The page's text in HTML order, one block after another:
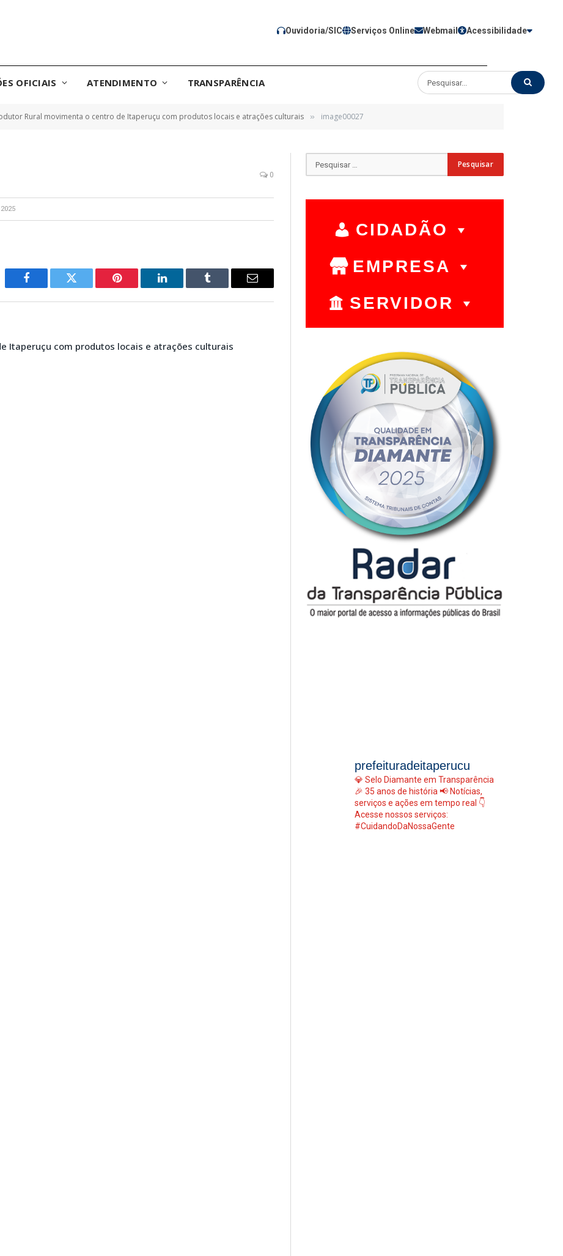
Ouvidoria/SIC Serviços Online Webmail Acessibilidade
OFICIAIS ATENDIMENTO TRANSPARÊNCIA
Rural movimenta o centro de Itaperuçu com produtos locais e atrações culturais » image00027
0
Facebook Twitter Pinterest LinkedIn Tumblr
E-
Itaperuçu com produtos locais e atrações culturais
CIDADÃO
EMPRESA
SERVIDOR
prefeituradeitaperucu
💎 Selo Diamante em Transparência
🎉 35 anos de história 📢 Notícias,
serviços e ações em tempo real 👇
Acesse nossos serviços:
#CuidandoDaNossaGente